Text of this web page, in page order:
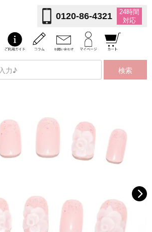
0120-86-4321
24時間
対応
検索